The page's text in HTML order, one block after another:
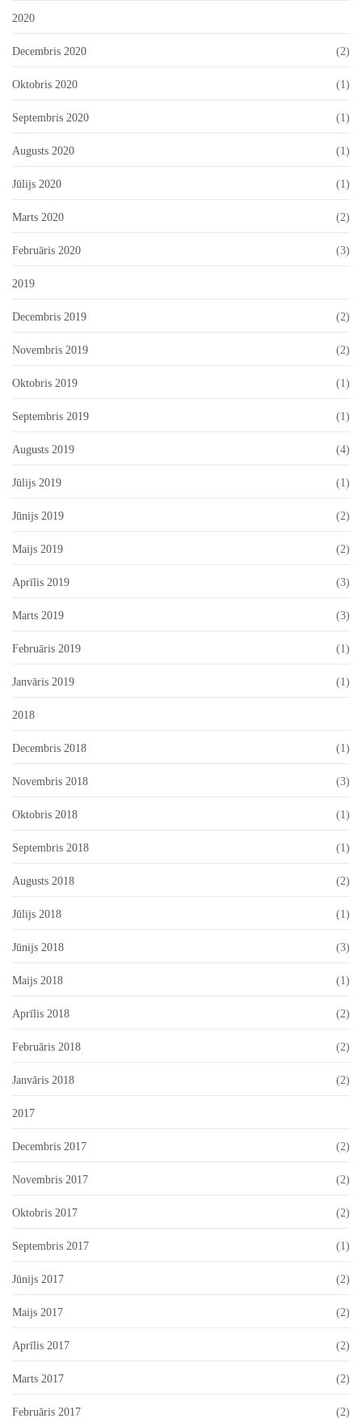
2020
Decembris 2020 (2)
Oktobris 2020 (1)
Septembris 2020 (1)
Augusts 2020 (1)
Jūlijs 2020 (1)
Marts 2020 (2)
Februāris 2020 (3)
2019
Decembris 2019 (2)
Novembris 2019 (2)
Oktobris 2019 (1)
Septembris 2019 (1)
Augusts 2019 (4)
Jūlijs 2019 (1)
Jūnijs 2019 (2)
Maijs 2019 (2)
Aprīlis 2019 (3)
Marts 2019 (3)
Februāris 2019 (1)
Janvāris 2019 (1)
2018
Decembris 2018 (1)
Novembris 2018 (3)
Oktobris 2018 (1)
Septembris 2018 (1)
Augusts 2018 (2)
Jūlijs 2018 (1)
Jūnijs 2018 (3)
Maijs 2018 (1)
Aprīlis 2018 (2)
Februāris 2018 (2)
Janvāris 2018 (2)
2017
Decembris 2017 (2)
Novembris 2017 (2)
Oktobris 2017 (2)
Septembris 2017 (1)
Jūnijs 2017 (2)
Maijs 2017 (2)
Aprīlis 2017 (2)
Marts 2017 (2)
Februāris 2017 (2)